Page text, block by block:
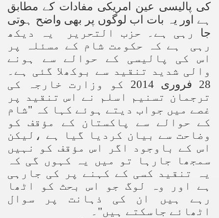
کی پالیسی عین امریکی مفادات کے مطابق
ہے اور یہ بات اب لوگوں پر بھی واضح ہوتی
جا
رہی ہے۔ حزب التحریر یہ دیکھ
رہی ہے کہ حکومت شام کے مسئلہ پر
اس کی پالیسی کے حوالے سے ہونے
والی شدید تنقید سے بوکھلا گئی ہے۔
28 فروری 2014 کو وزارت خارجہ کی
ترجمان تسنیم اسلم نے اس تنقید پر
غصے میں جواب دیتے ہوئے کہا کہ "شام
کے حوالے سے پاکستان کے مؤقف کو
وضاحت سے بیان کردیا گیا ہے ،لیکن
اس کے باوجود اگر اس مؤقف کو نہیں
سمجھا جارہا تو میں یہ کہوں گی کہ
یہ تنقید کسی کے کہنے پر کی جارہی
ہے اور وہ لوگ جو اس بحث کو اٹھا
رہے ہیں ان کی ذہانت پر سوال
اٹھائے جاسکتے ہیں"۔